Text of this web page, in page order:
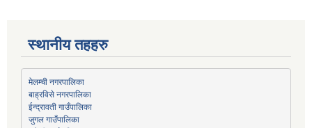
स्थानीय तहहरु
मेलम्ची नगरपालिका
बाह्रविसे नगरपालिका
ईन्द्रावती गाउँपालिका
जुगल गाउँपालिका